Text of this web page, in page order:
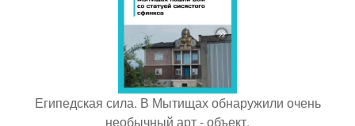
Египедская сила. В Мытищах обнаружили очень
необычный арт - объект.